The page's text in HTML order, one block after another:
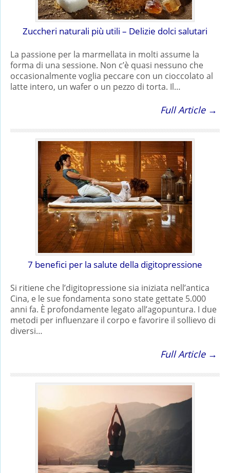
Zuccheri naturali più utili – Delizie dolci salutari
La passione per la marmellata in molti assume la
forma di una sessione. Non c’è quasi nessuno che
occasionalmente voglia peccare con un cioccolato al
latte intero, un wafer o un pezzo di torta. Il…
Full Article →
7 benefici per la salute della digitopressione
Si ritiene che l’digitopressione sia iniziata nell’antica
Cina, e le sue fondamenta sono state gettate 5.000
anni fa. È profondamente legato all’agopuntura. I due
metodi per influenzare il corpo e favorire il sollievo di
diversi…
Full Article →